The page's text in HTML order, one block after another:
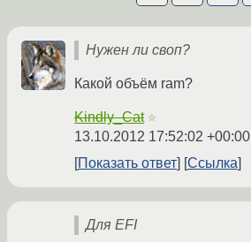
Нужен ли своп?
Какой объём ram?
Kindly_Cat ☆
13.10.2012 17:52:02 +00:00
Показать ответ
Ссылка
Для EFI